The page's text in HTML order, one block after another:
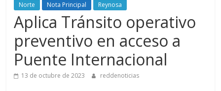
Norte Nota Principal Reynosa
Aplica Tránsito operativo
preventivo en acceso a
Puente Internacional
13 de octubre de 2023 reddenoticias